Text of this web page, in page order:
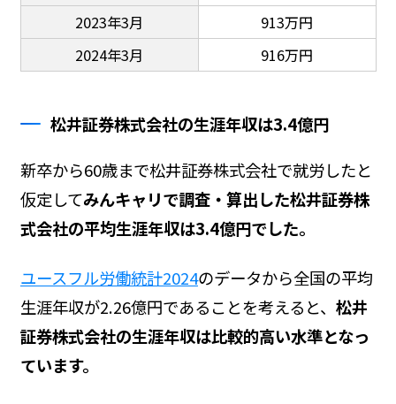
2023年3月
913万円
2024年3月
916万円
松井証券株式会社の生涯年収は3.4億円
新卒から60歳まで松井証券株式会社で就労したと
仮定してみんキャリで調査・算出した松井証券株
式会社の平均生涯年収は3.4億円でした。
ユースフル労働統計2024のデータから全国の平均
生涯年収が2.26億円であることを考えると、 松井
証券株式会社の生涯年収は比較的高い水準となっ
ています。